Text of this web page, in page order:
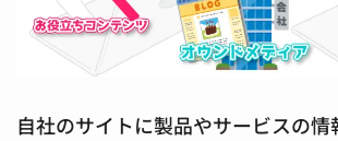
自社のサイトに製品やサービスの情